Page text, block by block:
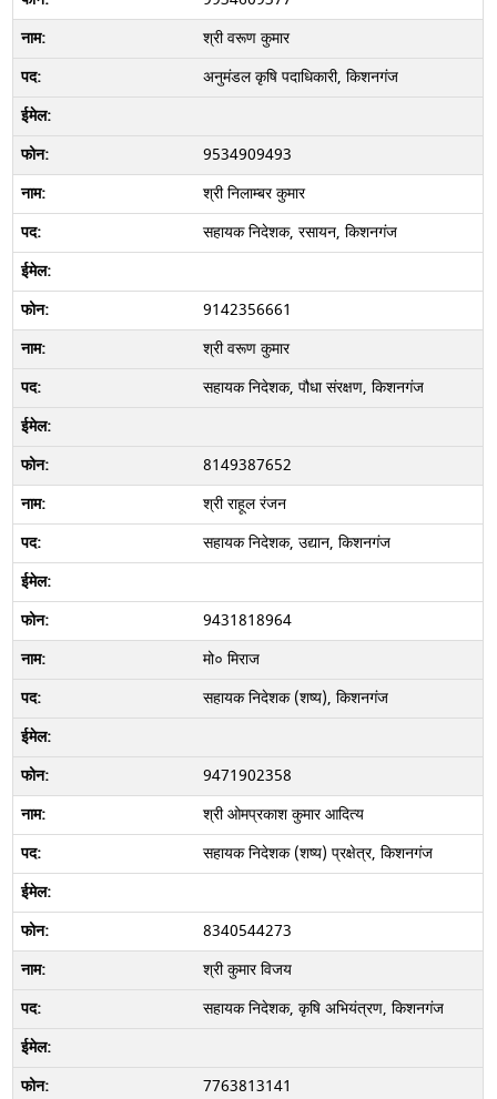
श्री वरूण कुमार
अनुमंडल कृषि पदाधिकारी, किशनगंज
9534909493
श्री निलाम्बर कुमार
सहायक निदेशक, रसायन, किशनगंज
9142356661
श्री वरूण कुमार
सहायक निदेशक, पौधा संरक्षण, किशनगंज
8149387652
श्री राहूल रंजन
सहायक निदेशक, उद्यान, किशनगंज
9431818964
मो० मिराज
सहायक निदेशक (शष्य), किशनगंज
9471902358
श्री ओमप्रकाश कुमार आदित्य
सहायक निदेशक (शष्य) प्रक्षेत्र, किशनगंज
8340544273
श्री कुमार विजय
सहायक निदेशक, कृषि अभियंत्रण, किशनगंज
7763813141